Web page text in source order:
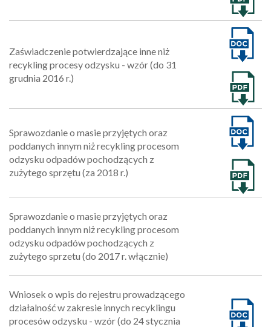
Zaświadczenie potwierdzające inne niż
recykling procesy odzysku - wzór (do 31
grudnia 2016 r.)
Sprawozdanie o masie przyjętych oraz
poddanych innym niż recykling procesom
odzysku odpadów pochodzących z
zużytego sprzętu (za 2018 r.)
Sprawozdanie o masie przyjętych oraz
poddanych innym niż recykling procesom
odzysku odpadów pochodzących z
zużytego sprzetu (do 2017 r. włącznie)
Wniosek o wpis do rejestru prowadzącego
działalność w zakresie innych recyklingu
procesów odzysku - wzór (do 24 stycznia